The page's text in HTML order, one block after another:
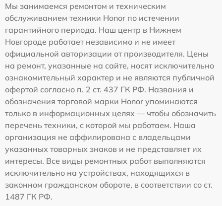
Мы занимаемся ремонтом и техническим
обслуживанием техники Honor по истечении
гарантийного периода. Наш центр в Нижнем
Новгороде работает независимо и не имеет
официальной авторизации от производителя. Цены
на ремонт, указанные на сайте, носят исключительно
ознакомительный характер и не являются публичной
офертой согласно п. 2 ст. 437 ГК РФ. Названия и
обозначения торговой марки Honor упоминаются
только в информационных целях — чтобы обозначить
перечень техники, с которой мы работаем. Наша
организация не аффилирована с владельцами
указанных товарных знаков и не представляет их
интересы. Все виды ремонтных работ выполняются
исключительно на устройствах, находящихся в
законном гражданском обороте, в соответствии со ст.
1487 ГК РФ.